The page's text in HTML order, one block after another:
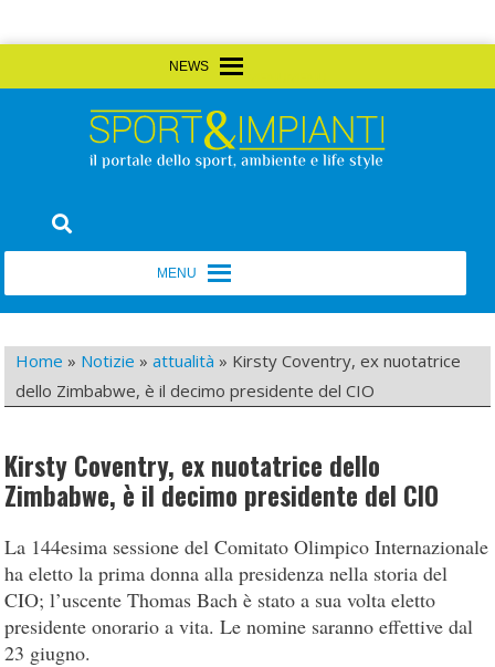
to
Sport&Impianti
Home » Notizie »attualità » Kirsty Coventry, ex nuotatrice
dello Zimbabwe, è il decimo presidente del CIO
Kirsty Coventry, ex nuotatrice dello
Zimbabwe, è il decimo presidente del CIO
La 144esima sessione del Comitato Olimpico Internazionale
ha eletto la prima donna alla presidenza nella storia del
CIO; l’uscente Thomas Bach è stato a sua volta eletto
presidente onorario a vita. Le nomine saranno effettive dal
23 giugno.